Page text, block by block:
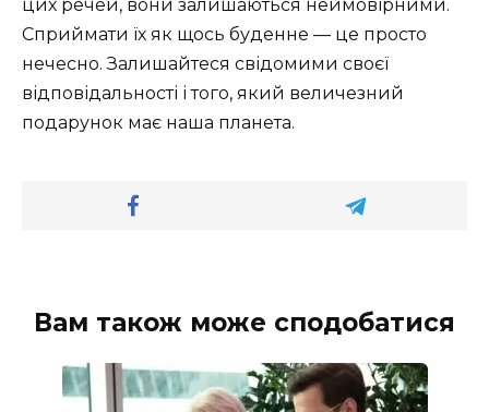
цих речей, вони залишаються неймовірними.
Сприймати їх як щось буденне — це просто
нечесно. Залишайтеся свідомими своєї
відповідальності і того, який величезний
подарунок має наша планета.
Вам також може сподобатися